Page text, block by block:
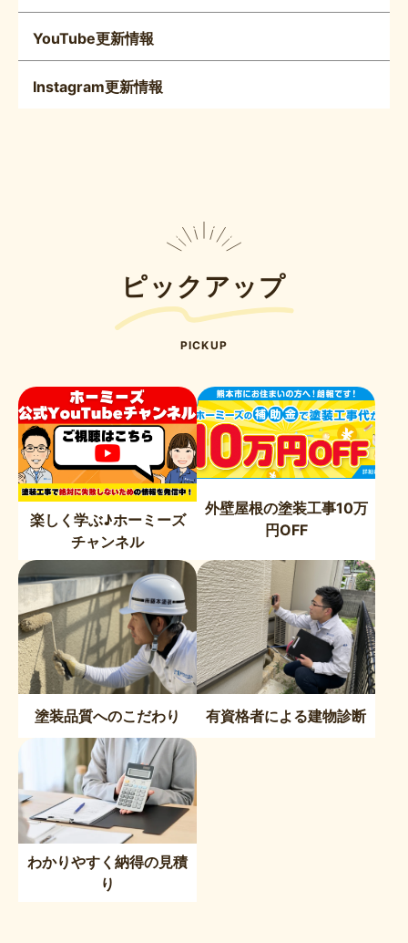
YouTube更新情報
Instagram更新情報
ピックアップ
PICKUP
楽しく学ぶ♪ホーミーズ
チャンネル
外壁屋根の塗装工事10万
円OFF
塗装品質へのこだわり 有資格者による建物診断
わかりやすく納得の見積
り